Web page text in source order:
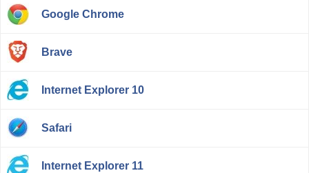
Google Chrome
Brave
Internet Explorer 10
Safari
Internet Explorer 11